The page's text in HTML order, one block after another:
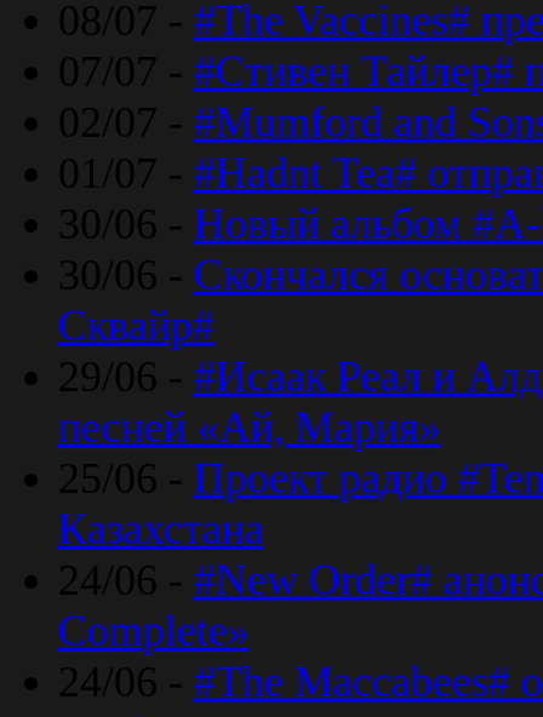
08/07 - #The Vaccines#
07/07 - #Стивен Тайлер#
02/07 - #Mumford and
01/07 - #Hadnt Tea#
30/06 - Новый альбом #A-
30/06 - Скончался
Сквайр#
29/06 - #Исаак Реал и
песней «Ай, Мария»
25/06 - Проект радио
Казахстана
24/06 - #New Order#
Complete»
24/06 - #The Maccabees#